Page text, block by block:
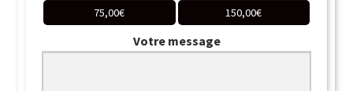
75,00€ 150,00€
Votre message